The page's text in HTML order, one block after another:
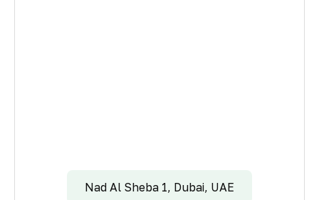
Nad Al Sheba 1, Dubai, UAE